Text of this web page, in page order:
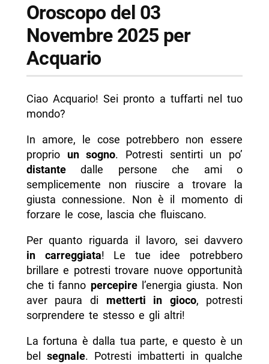
Oroscopo del 03
Novembre 2025 per
Acquario
Ciao Acquario! Sei pronto a tuffarti nel tuo
mondo?
In amore, le cose potrebbero non essere
proprio un sogno. Potresti sentirti un po’
distantedalle persone che ami o
semplicemente non riuscire a trovare la
giusta connessione. Non è il momento di
forzare le cose, lascia che fluiscano.
Per quanto riguarda il lavoro, sei davvero
in carreggiata! Le tue idee potrebbero
brillare e potresti trovare nuove opportunità
che ti fanno percepirel’energia giusta. Non
aver paura di metterti in gioco, potresti
sorprendere te stesso e gli altri!
La fortuna è dalla tua parte, e questo è un
bel segnale. Potresti imbatterti in qualche